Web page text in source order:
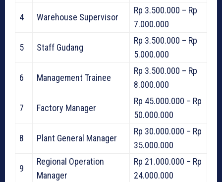
4 Warehouse Supervisor
Rp 3.500.000 – Rp
7.000.000
5 Staff Gudang
Rp 3.500.000 – Rp
5.000.000
6 Management Trainee
Rp 3.500.000 – Rp
8.000.000
7 Factory Manager
Rp 45.000.000 – Rp
50.000.000
8 Plant General Manager
Rp 30.000.000 – Rp
35.000.000
9
Regional Operation
Manager
Rp 21.000.000 – Rp
24.000.000